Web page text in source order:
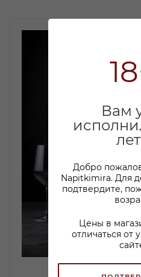
Вам
Добро
Napitkimira. Для
подтвердите,
Цены в
отличаться от